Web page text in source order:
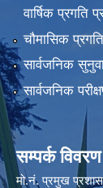
वार्षिक प्रगति
चौमासिक
सार्वजनिक
सार्वजनिक
सम्पर्क विवरण
मो.नं. प्रमुख